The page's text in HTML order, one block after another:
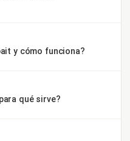
y cómo funciona?
qué sirve?